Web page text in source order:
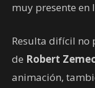
muy presente en
Resulta difícil no
de Robert
animación,